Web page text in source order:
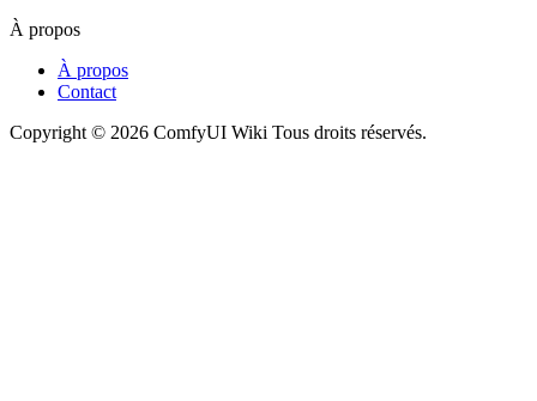
À propos
À propos
Contact
Copyright © 2026 ComfyUI Wiki Tous droits réservés.